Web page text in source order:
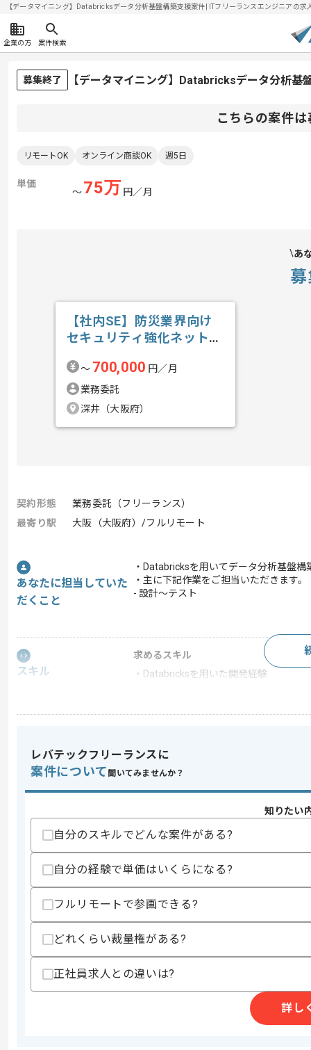
【データマイニング】Databricksデータ分析基盤構築支援案件| ITフリーランスエンジニアの
企業の方 案件検索
募集終了 【データマイニング】Databricksデータ分析基
こちらの案件
リモートOK オンライン商談OK 週5日
単価
〜75万 円／月
あ
【社内SE】防災業界向け
セキュリティ強化ネットワ
〜 700,000 円／月
業務委託
深井（大阪府）
契約形態
業務委託（フリーランス）
最寄り駅
大阪（大阪府）/フルリモート
あなたに担当していた
だくこと
・Databricksを用いてデータ分析基盤
・主に下記作業をご担当いただきます。
- 設計～テスト
スキル
求めるスキル
・Databricksを用いた開発経験
上記に似た経験やスキルをお持ちであれば申
精算・お支払い
精算条件
支払いサイト
15日
商談回数
募集人数
作業開始日
2026/07/01
エージェントからのコ
初日からフルリモートを想定しておりま
レバテックでの実績がある企業の案件
レバテックフリーランスに
案件について 聞いてみませんか？
知りたい
自分のスキルでどんな案件がある?
自分の経験で単価はいくらになる?
フルリモートで参画できる?
どれくらい裁量権がある?
正社員求人との違いは?
詳し